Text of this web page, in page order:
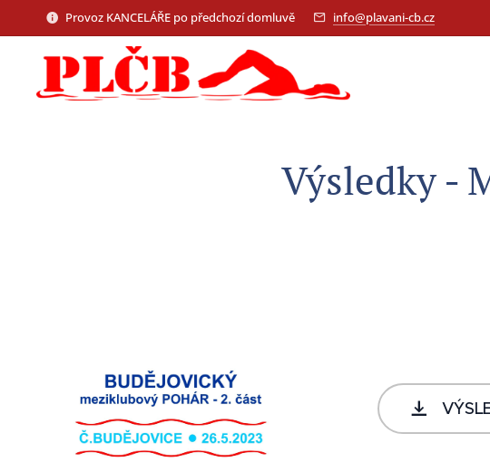
Provoz KANCELÁŘE po předchozí domluvě info@plavani-cb.cz
Výsledky -